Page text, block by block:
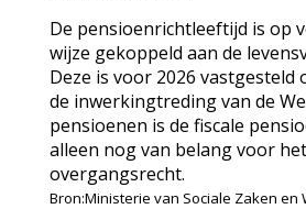
De pensioenrichtleeftijd is op
wijze gekoppeld aan de
Deze is voor 2026 vastgesteld
de inwerkingtreding van de
pensioenen is de fiscale
alleen nog van belang voor het
overgangsrecht.
Bron:Ministerie van Sociale Zaken